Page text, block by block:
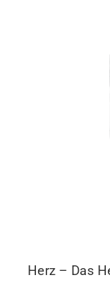
Herz – Das